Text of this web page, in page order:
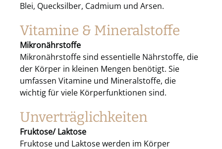
Blei, Quecksilber, Cadmium und Arsen.
Vitamine & Mineralstoffe
Mikronährstoffe
Mikronährstoffe sind essentielle Nährstoffe, die
der Körper in kleinen Mengen benötigt. Sie
umfassen Vitamine und Mineralstoffe, die
wichtig für viele Körperfunktionen sind.
Unverträglichkeiten
Fruktose/ Laktose
Fruktose und Laktose werden im Körper